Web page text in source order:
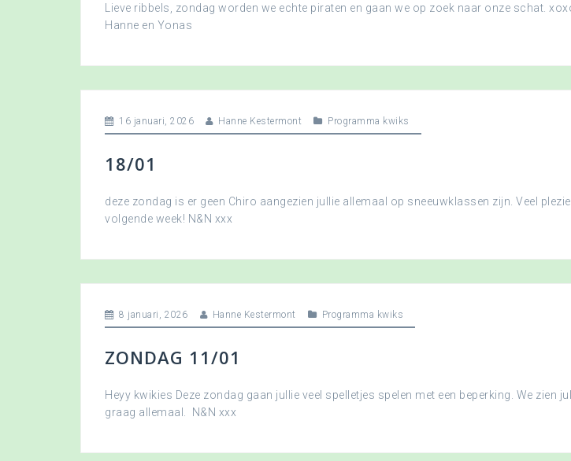
Lieve ribbels, zondag worden we echte piraten en gaan we op zoek naar onze schat.
Hanne en Yonas
16 januari, 2026 Hanne Kestermont Programma kwiks
18/01
deze zondag is er geen Chiro aangezien jullie allemaal op sneeuwklassen zijn. Veel
volgende week! N&N xxx
8 januari, 2026 Hanne Kestermont Programma kwiks
ZONDAG 11/01
Heyy kwikies Deze zondag gaan jullie veel spelletjes spelen met een beperking. We zien
graag allemaal. N&N xxx